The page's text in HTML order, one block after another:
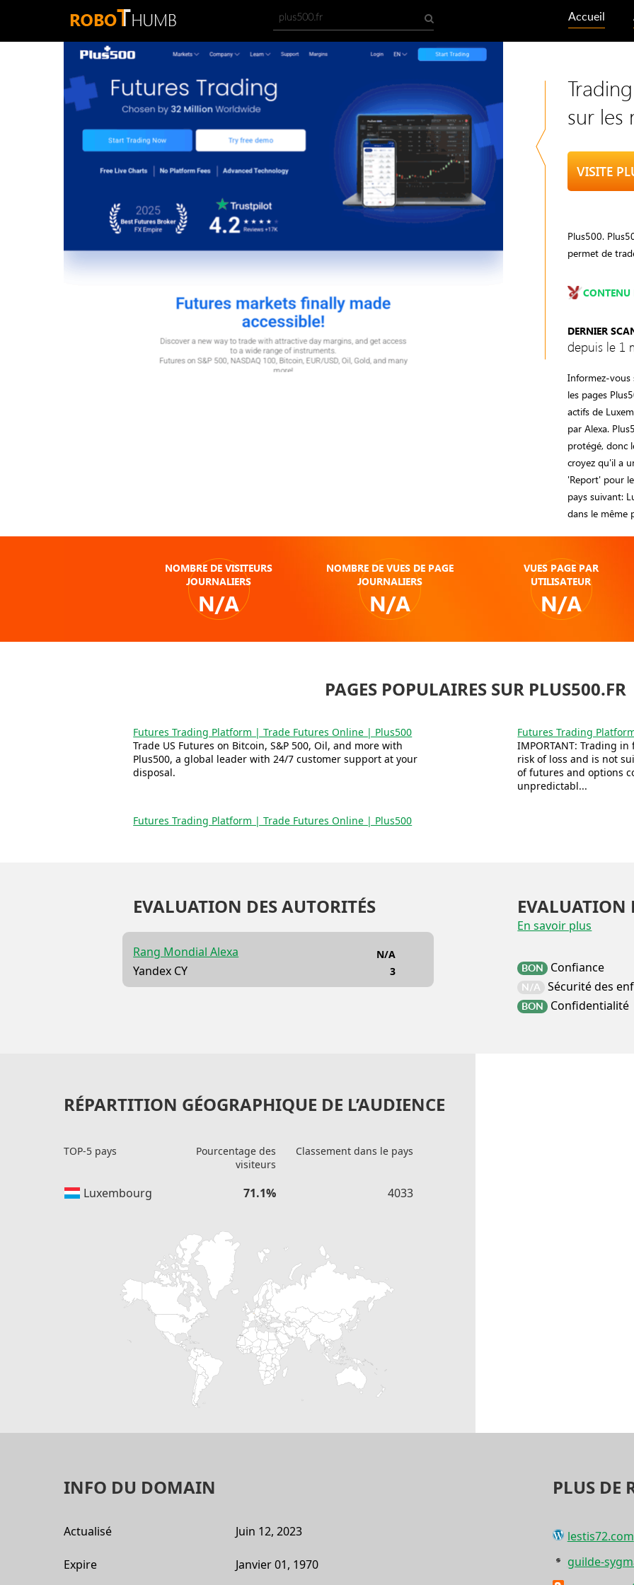
Accueil
sur les
VISITE
Plus500.
permet de
CONTENU
DERNIER
depuis le 1
Informez-vous
les pages
actifs de
par Alexa.
protégé, donc
croyez qu'il a
'Report' pour
pays suivant:
dans le même
NOMBRE DE VISITEURS
JOURNALIERS
N/A
NOMBRE DE VUES DE PAGE
JOURNALIERS
N/A
VUES PAGE PAR
UTILISATEUR
N/A
PAGES POPULAIRES SUR PLUS500.FR
Futures Trading Platform | Trade Futures Online | Plus500
Trade US Futures on Bitcoin, S&P 500, Oil, and more with
Plus500, a global leader with 24/7 customer support at your
disposal.
Futures Trading
IMPORTANT: Trading
risk of loss and is not
of futures and options
unpredictabl...
Futures Trading Platform | Trade Futures Online | Plus500
EVALUATION DES AUTORITÉS
Rang Mondial Alexa
Yandex CY
N/A
3
EVALUATION
En savoir plus
BON Confiance
N/A Sécurité des
BON Confidentialité
RÉPARTITION GÉOGRAPHIQUE DE L’AUDIENCE
TOP-5 pays
Pourcentage des
visiteurs
Classement dans le pays
Luxembourg 71.1% 4033
INFO DU DOMAIN
Actualisé Juin 12, 2023
Expire Janvier 01, 1970
PLUS DE
lestis72.com
guilde-